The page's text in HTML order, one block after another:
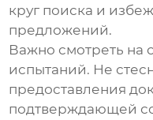
круг поиска и
предложений.
Важно смотреть на
испытаний. Не
предоставления
подтверждающей